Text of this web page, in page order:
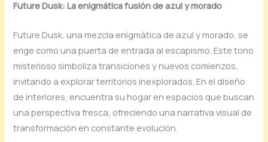
Future Dusk: La enigmática fusión de azul y morado
Future Dusk, una mezcla enigmática de azul y morado, se
erige como una puerta de entrada al escapismo. Este tono
misterioso simboliza transiciones y nuevos comienzos,
invitando a explorar territorios inexplorados. En el diseño
de interiores, encuentra su hogar en espacios que buscan
una perspectiva fresca, ofreciendo una narrativa visual de
transformación en constante evolución.